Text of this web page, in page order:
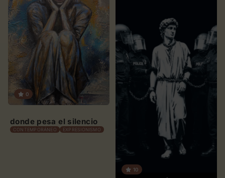
0
donde pesa el silencio
CONTEMPORÁNEO EXPRESIONISMO
10